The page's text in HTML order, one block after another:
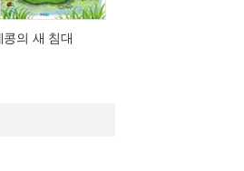
콩의 새 침대